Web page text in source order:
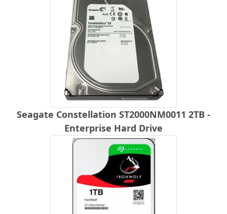
Seagate Constellation ST2000NM0011 2TB -
Enterprise Hard Drive